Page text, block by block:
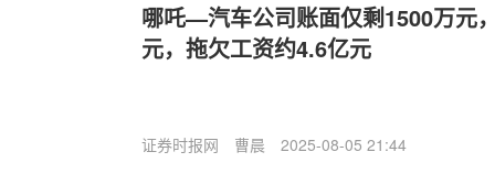
哪吒—汽车公司账面仅剩1500万元
元，拖欠工资约4.6亿元
证券时报网 曹晨 2025-08-05 21:44